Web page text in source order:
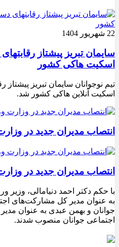
22 شهریور 1404
سایمان تبریز پیشتاز
اسکیت هاکی کشور
تیم نوجوانان سایمان تبریز پیشتاز
اسکیت آنلاین هاکی کشور شد.
انتصاب مدیران جدید در
انتصاب مدیران جدید در
با حکم دکتر احمد دنیامالی، وزیر
به عنوان مدیر کل مشارکت‌های
جوانان و بهمن عبدی به عنوان
اجتماعی جوانان منصوب شدند.